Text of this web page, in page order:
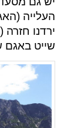
ירדנו
שייט